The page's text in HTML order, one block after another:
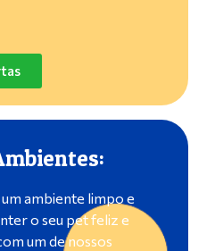
ambiente limpo e
o seu pet feliz e
um de nossos